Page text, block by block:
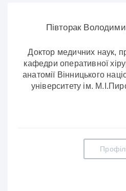
Півторак
Доктор медичних наук,
кафедри оперативної
анатомії Вінницького
університету ім.